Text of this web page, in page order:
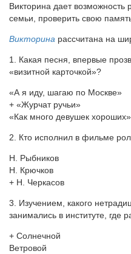
Викторина дает возможность
семьи, проверить свою
Викторина рассчитана на
1. Какая песня, впервые
«визитной карточкой»?
«А я иду, шагаю по Москве»
+ «Журчат ручьи»
«Как много девушек хороших»
2. Кто исполнил в фильме
Н. Рыбников
Н. Крючков
+ Н. Черкасов
3. Изучением, какого
занимались в институте, где
+ Солнечной
Ветровой